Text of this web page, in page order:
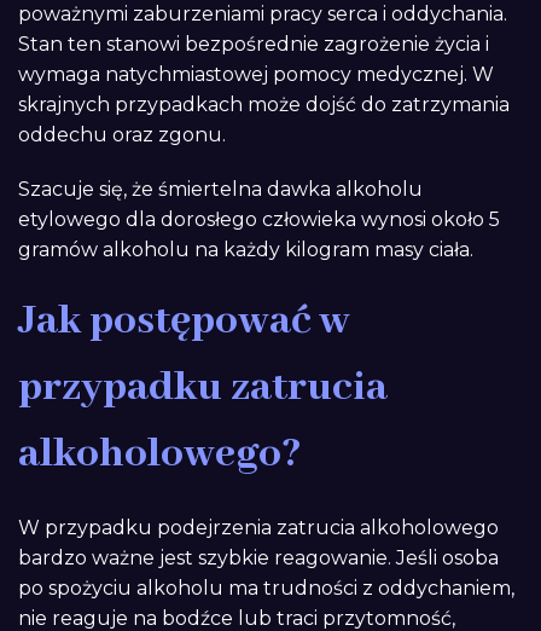
poważnymi zaburzeniami pracy serca i oddychania.
Stan ten stanowi bezpośrednie zagrożenie życia i
wymaga natychmiastowej pomocy medycznej. W
skrajnych przypadkach może dojść do zatrzymania
oddechu oraz zgonu.
Szacuje się, że śmiertelna dawka alkoholu
etylowego dla dorosłego człowieka wynosi około 5
gramów alkoholu na każdy kilogram masy ciała.
Jak postępować w
przypadku zatrucia
alkoholowego?
W przypadku podejrzenia zatrucia alkoholowego
bardzo ważne jest szybkie reagowanie. Jeśli osoba
po spożyciu alkoholu ma trudności z oddychaniem,
nie reaguje na bodźce lub traci przytomność,